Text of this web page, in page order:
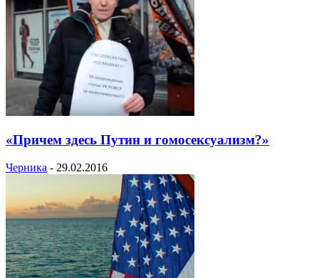
«Причем здесь Путин и гомосексуализм?»
Черника - 29.02.2016